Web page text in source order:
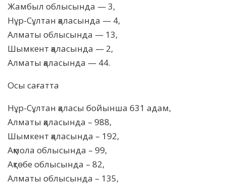
Жамбыл облысында — 3,
Нұр-Сұлтан қаласында — 4,
Алматы облысында — 13,
Шымкент қаласында — 2,
Алматы қаласында — 44.
Осы сағатта
Нұр-Сұлтан қаласы бойынша 631 адам,
Алматы қаласында – 988,
Шымкент қаласында – 192,
Ақмола облысында – 99,
Ақтөбе облысында – 82,
Алматы облысында – 135,